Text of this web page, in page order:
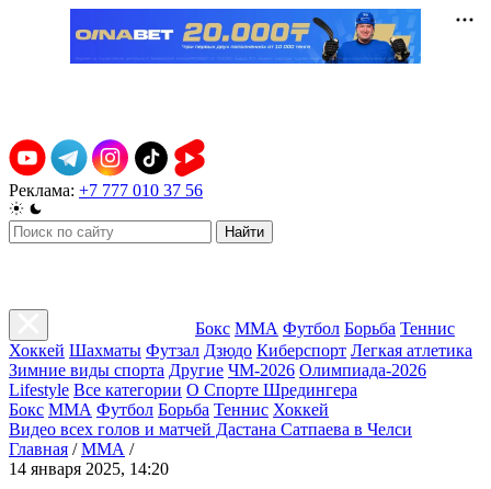
Реклама: +7 777 010 37 56
Найти
Бокс ММА Футбол Борьба Теннис
Хоккей Шахматы Футзал Дзюдо Киберспорт Легкая атлетика
Зимние виды спорта Другие ЧМ-2026 Олимпиада-2026
Lifestyle Все категории О Спорте Шредингера
Бокс ММА Футбол Борьба Теннис Хоккей
Видео всех голов и матчей Дастана Сатпаева в Челси
Главная / ММА /
14 января 2025, 14:20